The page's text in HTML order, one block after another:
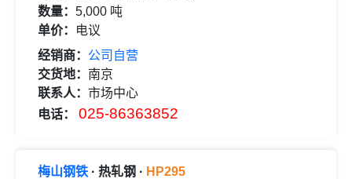
数量： 5,000 吨
单价：
电议
经销商： 公司自营
交货地： 南京
联系人： 市场中心
电话：
025-86363852
梅山钢铁 · 热轧钢 · HP295